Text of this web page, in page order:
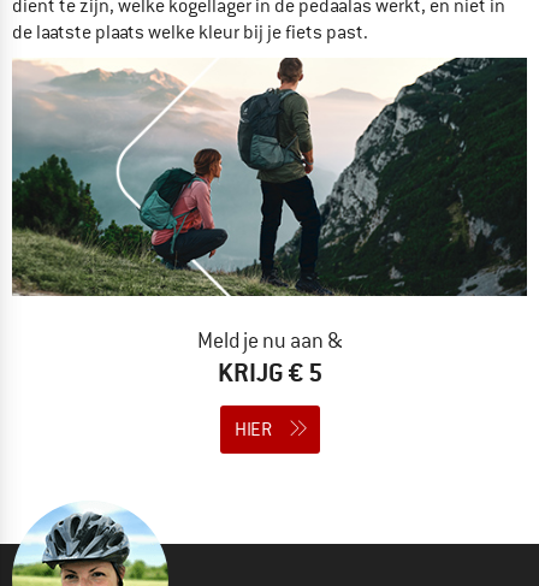
dient te zijn, welke kogellager in de pedaalas werkt, en niet in
de laatste plaats welke kleur bij je fiets past.
Meld je nu aan &
KRIJG € 5
HIER